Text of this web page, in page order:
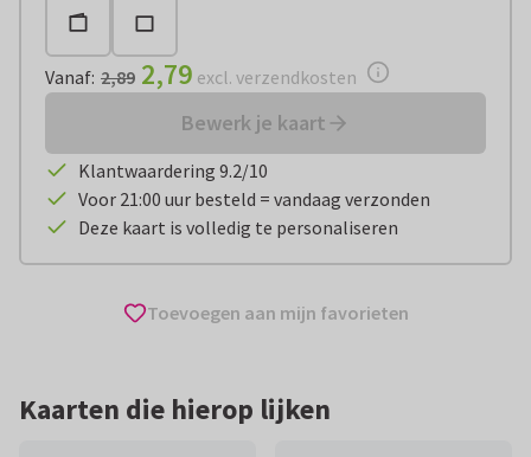
Vanaf: 2,89 2,79 excl. verzendkosten
Bewerk je kaart
Klantwaardering 9.2/10
Voor 21:00 uur besteld = vandaag verzonden
Deze kaart is volledig te personaliseren
Toevoegen aan mijn favorieten
Kaarten die hierop lijken